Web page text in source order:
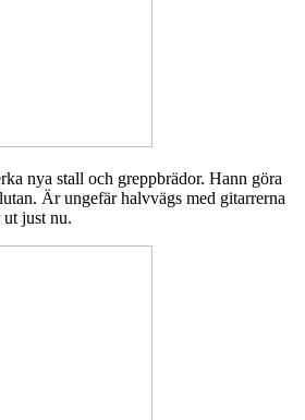
nya stall och greppbrädor. Hann göra
Är ungefär halvvägs med gitarrerna
ut just nu.